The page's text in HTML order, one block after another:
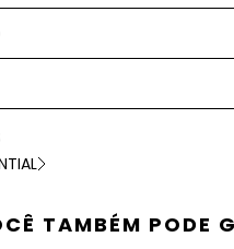
TAMBÉM PODE